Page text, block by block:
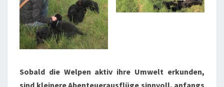
Sobald die Welpen aktiv ihre Umwelt erkunden,
sind kleinere Abenteuerausflüge sinnvoll, anfangs